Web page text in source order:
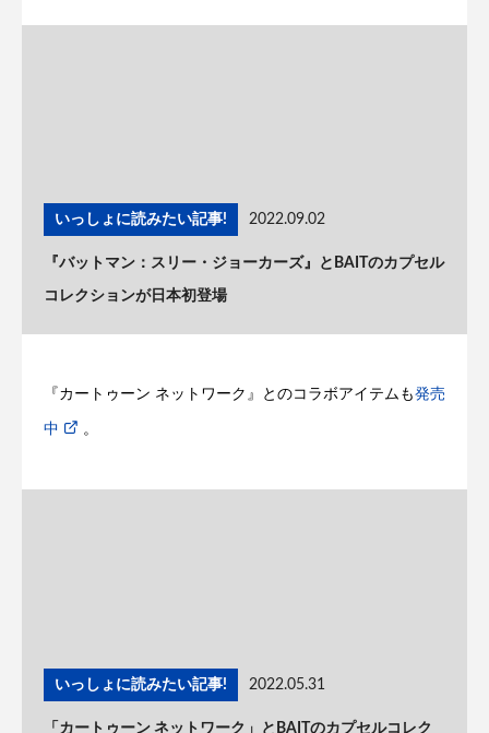
いっしょに読みたい記事! 2022.09.02
『バットマン：スリー・ジョーカーズ』とBAITのカプセル
コレクションが日本初登場
『カートゥーン ネットワーク』とのコラボアイテムも発売
中 。
いっしょに読みたい記事! 2022.05.31
「カートゥーン ネットワーク」とBAITのカプセルコレク